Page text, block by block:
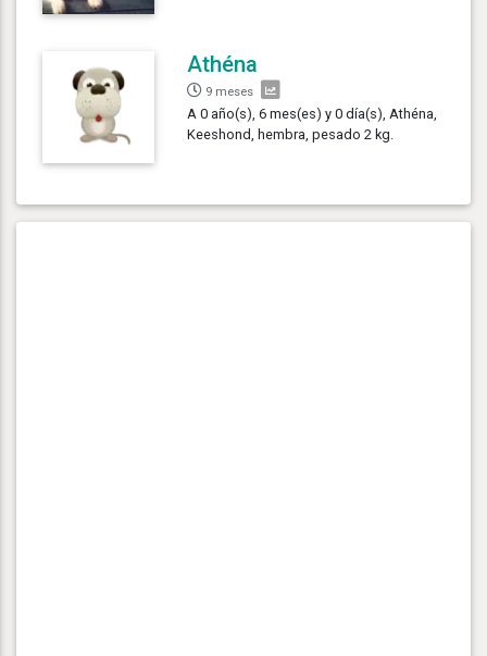
Athéna
9 meses
A 0 año(s), 6 mes(es) y 0 día(s), Athéna,
Keeshond, hembra, pesado 2 kg.